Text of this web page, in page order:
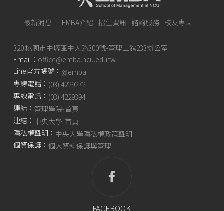
最新消息 EMBA介紹 招生資訊 諮詢服務 校友專區
320 桃園市中壢區中大路300號-管理二館233辦公室
Email： office@emba.ncu.edu.tw
Line官方帳號： @emba
專線電話： (03) 4229272
專線電話： (03) 4229394
連結： 管理學院-首頁
連結： 中央大學-首頁
隱私權聲明： 中央大學隱私權政策聲明
個資保護： 個人資料保護與管理
FACEBOOK